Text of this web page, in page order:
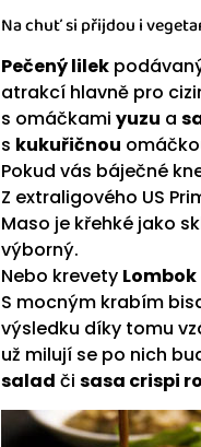
Na chuť si přijdou i
Pečený lilek
atrakcí hlavně pro
s omáčkami yuzu a
s kukuřičnou
Pokud vás báječné
Z extraligového US
Maso je křehké jako
výborný.
Nebo krevety Lombok
S mocným krabím
výsledku díky tomu
už milují se po nich
salad či sasa crispi